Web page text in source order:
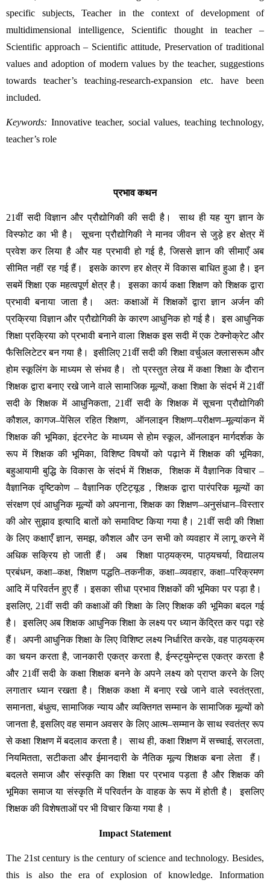
specific subjects, Teacher in the context of development of
multidimensional intelligence, Scientific thought in teacher –
Scientific approach – Scientific attitude, Preservation of traditional
values and adoption of modern values by the teacher, suggestions
towards teacher’s teaching-research-expansion etc. have been
included.
Keywords: Innovative teacher, social values, teaching technology,
teacher’s role
प्रभाव कथन
21वीं सदी विज्ञान और प्रौद्योगिकी की सदी है। साथ ही यह युग ज्ञान के
विस्फोट का भी है। सूचना प्रौद्योगिकी ने मानव जीवन से जुड़े हर क्षेत्र में
प्रवेश कर लिया है और यह प्रभावी हो गई है, जिससे ज्ञान की सीमाएँ अब
सीमित नहीं रह गई हैं। इसके कारण हर क्षेत्र में विकास बाधित हुआ है। इन
सबमें शिक्षा एक महत्वपूर्ण क्षेत्र है। इसका कार्य कक्षा शिक्षण को शिक्षक द्वारा
प्रभावी बनाया जाता है। अतः कक्षाओं में शिक्षकों द्वारा ज्ञान अर्जन की
प्रक्रिया विज्ञान और प्रौद्योगिकी के कारण आधुनिक हो गई है। इस आधुनिक
शिक्षा प्रक्रिया को प्रभावी बनाने वाला शिक्षक इस सदी में एक टेक्नोक्रेट और
फैसिलिटेटर बन गया है। इसीलिए 21वीं सदी की शिक्षा वर्चुअल क्लासरूम और
होम स्कूलिंग के माध्यम से संभव है। तो प्रस्तुत लेख में कक्षा शिक्षा के दौरान
शिक्षक द्वारा बनाए रखे जाने वाले सामाजिक मूल्यों, कक्षा शिक्षा के संदर्भ में 21वीं
सदी के शिक्षक में आधुनिकता, 21वीं सदी के शिक्षक में सूचना प्रौद्योगिकी
कौशल, कागज–पेंसिल रहित शिक्षण, ऑनलाइन शिक्षण–परीक्षण–मूल्यांकन में
शिक्षक की भूमिका, इंटरनेट के माध्यम से होम स्कूल, ऑनलाइन मार्गदर्शक के
रूप में शिक्षक की भूमिका, विशिष्ट विषयों को पढ़ाने में शिक्षक की भूमिका
बहुआयामी बुद्धि के विकास के संदर्भ में शिक्षक, शिक्षक में वैज्ञानिक विचार
वैज्ञानिक दृष्टिकोण – वैज्ञानिक एटिट्यूड , शिक्षक द्वारा पारंपरिक मूल्यों का
संरक्षण एवं आधुनिक मूल्यों को अपनाना, शिक्षक का शिक्षण–अनुसंधान–विस्तार
की ओर सुझाव इत्यादि बातों को समाविष्ट किया गया है। 21वीं सदी की शिक्षा
के लिए कक्षाएँ ज्ञान, समझ, कौशल और उन सभी को व्यवहार में लागू करने में
अधिक सक्रिय हो जाती हैं। अब शिक्षा पाठ्यक्रम, पाठ्यचर्या, विद्यालय
प्रबंधन, कक्षा–कक्ष, शिक्षण पद्धति–तकनीक, कक्षा–व्यवहार, कक्षा–परिक्रमण
आदि में परिवर्तन हुए हैं । इसका सीधा प्रभाव शिक्षकों की भूमिका पर पड़ा है।
इसलिए, 21वीं सदी की कक्षाओं की शिक्षा के लिए शिक्षक की भूमिका बदल गई
है।
इसलिए अब शिक्षक आधुनिक शिक्षा के लक्ष्य पर ध्यान केंद्रित कर पढ़ा रहे
हैं।
अपनी आधुनिक शिक्षा के लिए विशिष्ट लक्ष्य निर्धारित करके, वह पाठ्यक्रम
का चयन करता है, जानकारी एकत्र करता है, ईन्स्ट्युमेन्ट्स एकत्र करता है
और 21वीं सदी के कक्षा शिक्षक बनने के अपने लक्ष्य को प्राप्त करने के लिए
लगातार ध्यान रखता है। शिक्षक कक्षा में बनाए रखे जाने वाले स्वतंत्रता
समानता, बंधुत्व, सामाजिक न्याय और व्यक्तिगत सम्मान के सामाजिक मूल्यों को
जानता है, इसलिए वह समान अवसर के लिए आत्म–सम्मान के साथ स्वतंत्र रूप
से कक्षा शिक्षण में बदलाव करता है। साथ ही, कक्षा शिक्षण में सच्चाई, सरलता
नियमितता, सटीकता और ईमानदारी के नैतिक मूल्य शिक्षक बना लेता
हैं।
बदलते समाज और संस्कृति का शिक्षा पर प्रभाव पड़ता है और शिक्षक की
भूमिका समाज या संस्कृति में परिवर्तन के वाहक के रूप में होती है।
इसलिए
शिक्षक की विशेषताओं पर भी विचार किया गया है ।
Impact Statement
The 21st century is the century of science and technology. Besides,
this is also the era of explosion of knowledge. Information